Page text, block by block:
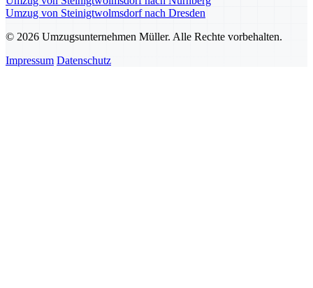
Umzug von Steinigtwolmsdorf nach Dresden
© 2026 Umzugsunternehmen Müller. Alle Rechte vorbehalten.
Impressum Datenschutz